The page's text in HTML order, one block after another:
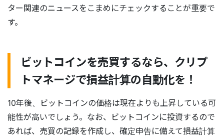
ター関連のニュースをこまめにチェックすることが重要で
す。
ビットコインを売買するなら、クリプ
トマネージで損益計算の自動化を！
10年後、ビットコインの価格は現在よりも上昇している可
能性が高いでしょう。なお、ビットコインに投資するので
あれば、売買の記録を作成し、確定申告に備えて損益計算